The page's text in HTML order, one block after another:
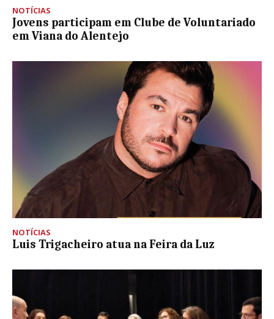
NOTÍCIAS
Jovens participam em Clube de Voluntariado
em Viana do Alentejo
NOTÍCIAS
Luis Trigacheiro atua na Feira da Luz